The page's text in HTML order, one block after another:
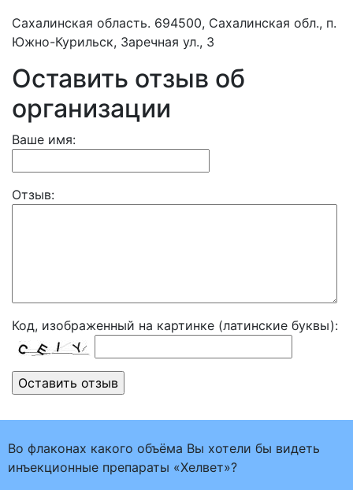
Сахалинская область. 694500, Сахалинская обл., п.
Южно-Курильск, Заречная ул., 3
Оставить отзыв об
организации
Ваше имя:
Отзыв:
Код, изображенный на картинке (латинские буквы):
Во флаконах какого объёма Вы хотели бы видеть
инъекционные препараты «Хелвет»?